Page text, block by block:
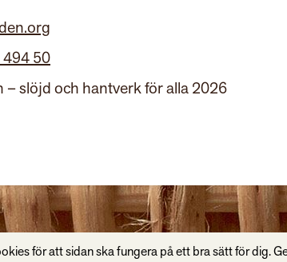
50
slöjd och hantverk för alla 2026
för att sidan ska fungera på ett bra sätt för dig.